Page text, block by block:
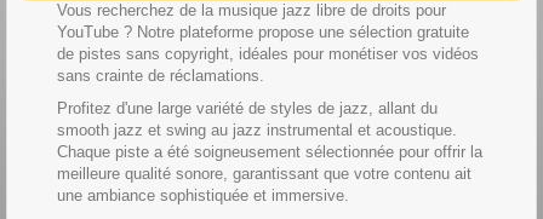
Vous recherchez de la musique jazz libre de droits pour
YouTube ? Notre plateforme propose une sélection gratuite
de pistes sans copyright, idéales pour monétiser vos vidéos
sans crainte de réclamations.
Profitez d'une large variété de styles de jazz, allant du
smooth jazz et swing au jazz instrumental et acoustique.
Chaque piste a été soigneusement sélectionnée pour offrir la
meilleure qualité sonore, garantissant que votre contenu ait
une ambiance sophistiquée et immersive.